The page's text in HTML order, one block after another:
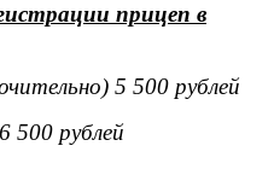
прицеп в
5 500 рублей
500 рублей